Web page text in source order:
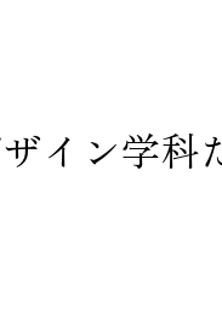
イン学科